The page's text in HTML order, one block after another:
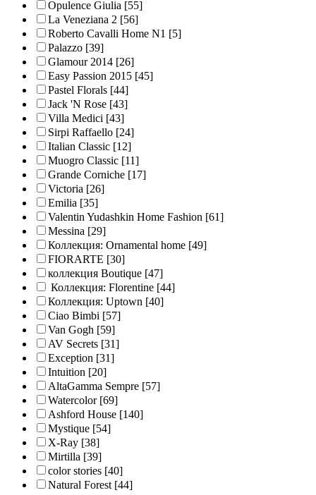
Opulence Giulia [55]
La Veneziana 2 [56]
Roberto Cavalli Home N1 [5]
Palazzo [39]
Glamour 2014 [26]
Easy Passion 2015 [45]
Pastel Florals [44]
Jack 'N Rose [43]
Villa Medici [43]
Sirpi Raffaello [24]
Italian Classic [12]
Muogro Сlassic [11]
Grande Corniche [17]
Victoria [26]
Emilia [35]
Valentin Yudashkin Home Fashion [61]
Messina [29]
Коллекция: Ornamental home [49]
FIORARTE [30]
коллекция Boutique [47]
Коллекция: Florentine [44]
Коллекция: Uptown [40]
Ciao Bimbi [57]
Van Gogh [59]
AV Secrets [31]
Exception [31]
Intuition [20]
AltaGamma Sempre [57]
Watercolor [69]
Ashford House [140]
Mystique [54]
X-Ray [38]
Mirtilla [39]
color stories [40]
Natural Forest [44]